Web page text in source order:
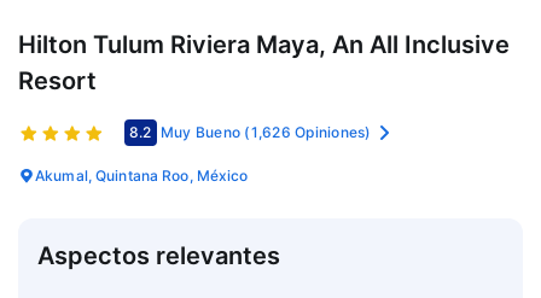
Hilton Tulum Riviera Maya, An All Inclusive
Resort
8.2 Muy Bueno (1,626 Opiniones)
Akumal, Quintana Roo, México
Aspectos relevantes